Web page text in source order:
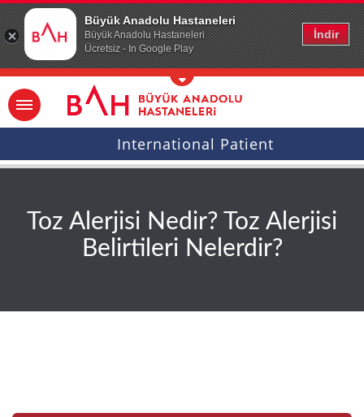
Büyük Anadolu Hastaneleri
Büyük Anadolu Hastaneleri
Ücretsiz - In Google Play
İndir
Ana icerige atla
International Patient
Toz Alerjisi Nedir? Toz Alerjisi
Belirtileri Nelerdir?